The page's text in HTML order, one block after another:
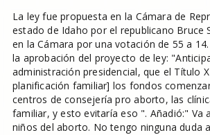
La ley fue propuesta en la Cámara de
estado de Idaho por el republicano Bruce
en la Cámara por una votación de 55 a
la aprobación del proyecto de ley:
administración presidencial, que el Título
planificación familiar] los fondos
centros de consejería pro aborto, las
familiar, y esto evitaría eso ". Añadió:" Va
niños del aborto. No tengo ninguna duda